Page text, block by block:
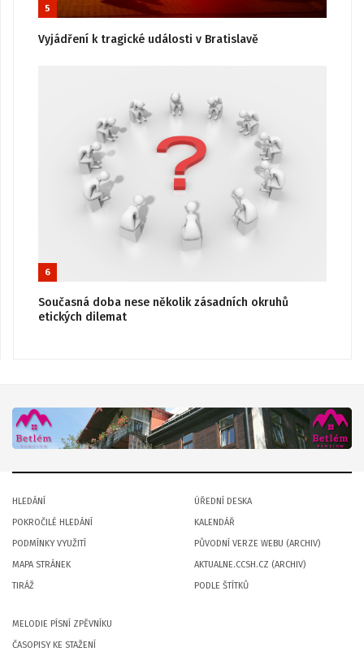
5
Vyjádření k tragické události v Bratislavě
6
Současná doba nese několik zásadních okruhů
etických dilemat
HLEDÁNÍ
POKROČILÉ HLEDÁNÍ
PODMÍNKY VYUŽITÍ
MAPA STRÁNEK
TIRÁŽ
ÚŘEDNÍ DESKA
KALENDÁŘ
PŮVODNÍ VERZE WEBU (ARCHIV)
AKTUALNE.CCSH.CZ (ARCHIV)
PODLE ŠTÍTKŮ
MELODIE PÍSNÍ ZPĚVNÍKU
ČASOPISY KE STAŽENÍ